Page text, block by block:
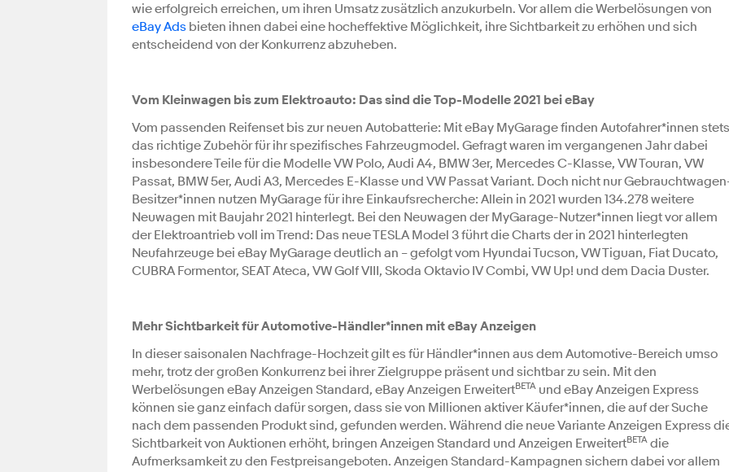
wie erfolgreich erreichen, um ihren Umsatz zusätzlich anzukurbeln. Vor allem die Werbelösungen von
eBay Ads bieten ihnen dabei eine hocheffektive Möglichkeit, ihre Sichtbarkeit zu erhöhen und sich
entscheidend von der Konkurrenz abzuheben.
Vom Kleinwagen bis zum Elektroauto: Das sind die Top-Modelle 2021 bei eBay
Vom passenden Reifenset bis zur neuen Autobatterie: Mit eBay MyGarage finden Autofahrer*innen stets
das richtige Zubehör für ihr spezifisches Fahrzeugmodel. Gefragt waren im vergangenen Jahr dabei
insbesondere Teile für die Modelle VW Polo, Audi A4, BMW 3er, Mercedes C-Klasse, VW Touran, VW
Passat, BMW 5er, Audi A3, Mercedes E-Klasse und VW Passat Variant. Doch nicht nur
Besitzer*innen nutzen MyGarage für ihre Einkaufsrecherche: Allein in 2021 wurden 134.278 weitere
Neuwagen mit Baujahr 2021 hinterlegt. Bei den Neuwagen der MyGarage-Nutzer*innen liegt vor allem
der Elektroantrieb voll im Trend: Das neue TESLA Model 3 führt die Charts der in 2021 hinterlegten
Neufahrzeuge bei eBay MyGarage deutlich an – gefolgt vom Hyundai Tucson, VW Tiguan, Fiat Ducato,
CUBRA Formentor, SEAT Ateca, VW Golf VIII, Skoda Oktavio IV Combi, VW Up! und dem Dacia Duster.
Mehr Sichtbarkeit für Automotive-Händler*innen mit eBay Anzeigen
In dieser saisonalen Nachfrage-Hochzeit gilt es für Händler*innen aus dem Automotive-Bereich umso
mehr, trotz der großen Konkurrenz bei ihrer Zielgruppe präsent und sichtbar zu sein. Mit den
Werbelösungen eBay Anzeigen Standard, eBay Anzeigen ErweitertBETA und eBay Anzeigen Express
können sie ganz einfach dafür sorgen, dass sie von Millionen aktiver Käufer*innen, die auf der Suche
nach dem passenden Produkt sind, gefunden werden. Während die neue Variante Anzeigen Express
Sichtbarkeit von Auktionen erhöht, bringen Anzeigen Standard und Anzeigen ErweitertBETA die
Aufmerksamkeit zu den Festpreisangeboten. Anzeigen Standard-Kampagnen sichern dabei vor allem